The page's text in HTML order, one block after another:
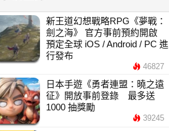
新王道幻想戰略RPG《夢戰：
劍之海》 官方事前預約開啟
預定全球 iOS / Android / PC 進
行發布
46827
日本手遊《勇者連盟：曉之遠
征》開放事前登錄 最多送
1000 抽獎勵
39245